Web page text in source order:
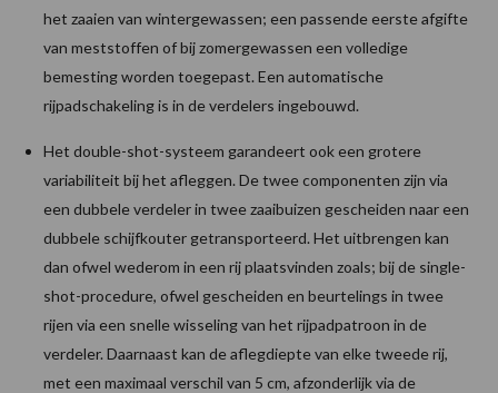
het zaaien van wintergewassen; een passende eerste afgifte
van meststoffen of bij zomergewassen een volledige
bemesting worden toegepast. Een automatische
rijpadschakeling is in de verdelers ingebouwd.
Het double-shot-systeem garandeert ook een grotere
variabiliteit bij het afleggen. De twee componenten zijn via
een dubbele verdeler in twee zaaibuizen gescheiden naar een
dubbele schijfkouter getransporteerd. Het uitbrengen kan
dan ofwel wederom in een rij plaatsvinden zoals; bij de single-
shot-procedure, ofwel gescheiden en beurtelings in twee
rijen via een snelle wisseling van het rijpadpatroon in de
verdeler. Daarnaast kan de aflegdiepte van elke tweede rij,
met een maximaal verschil van 5 cm, afzonderlijk via de